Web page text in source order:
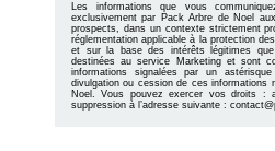
Les informations que vous
exclusivement par Pack Arbre de Noel
prospects, dans un contexte strictement
réglementation applicable à la protection
et sur la base des intérêts légitimes
destinées au service Marketing et sont
informations signalées par un
divulgation ou cession de ces informations
Noel. Vous pouvez exercer vos droits :
suppression à l’adresse suivante :